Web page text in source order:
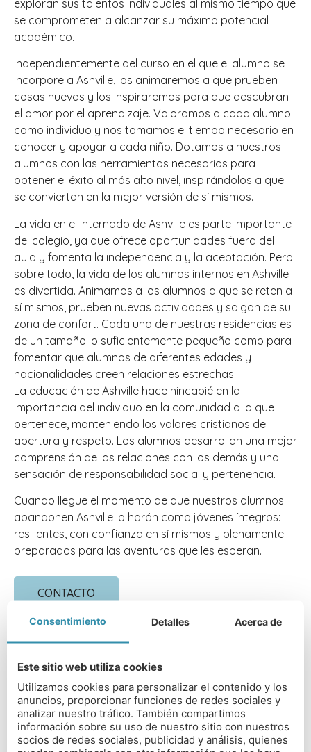
exploran sus talentos individuales al mismo tiempo que
se comprometen a alcanzar su máximo potencial
académico.
Independientemente del curso en el que el alumno se
incorpore a Ashville, los animaremos a que prueben
cosas nuevas y los inspiraremos para que descubran
el amor por el aprendizaje. Valoramos a cada alumno
como individuo y nos tomamos el tiempo necesario en
conocer y apoyar a cada niño. Dotamos a nuestros
alumnos con las herramientas necesarias para
obtener el éxito al más alto nivel, inspirándolos a que
se conviertan en la mejor versión de sí mismos.
La vida en el internado de Ashville es parte importante
del colegio, ya que ofrece oportunidades fuera del
aula y fomenta la independencia y la aceptación. Pero
sobre todo, la vida de los alumnos internos en Ashville
es divertida. Animamos a los alumnos a que se reten a
sí mismos, prueben nuevas actividades y salgan de su
zona de confort. Cada una de nuestras residencias es
de un tamaño lo suficientemente pequeño como para
fomentar que alumnos de diferentes edades y
nacionalidades creen relaciones estrechas.
La educación de Ashville hace hincapié en la
importancia del individuo en la comunidad a la que
pertenece, manteniendo los valores cristianos de
apertura y respeto. Los alumnos desarrollan una mejor
comprensión de las relaciones con los demás y una
sensación de responsabilidad social y pertenencia.
Cuando llegue el momento de que nuestros alumnos
abandonen Ashville lo harán como jóvenes íntegros:
resilientes, con confianza en sí mismos y plenamente
preparados para las aventuras que les esperan.
CONTACTO
DIRECCIÓN DEL COLEGIO
Ashville College, Green Ln, Harrogate, HG2 9JP
TIPO DE COLEGIO
Consentimiento Detalles Acerca de
Este sitio web utiliza cookies
Utilizamos cookies para personalizar el contenido y los
anuncios, proporcionar funciones de redes sociales y
analizar nuestro tráfico. También compartimos
información sobre su uso de nuestro sitio con nuestros
socios de redes sociales, publicidad y análisis, quienes